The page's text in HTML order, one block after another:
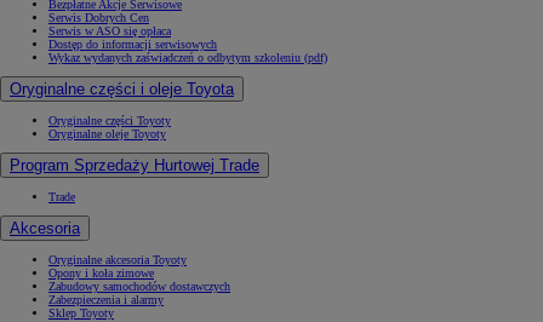
Bezpłatne Akcje Serwisowe
Serwis Dobrych Cen
Serwis w ASO się opłaca
Dostęp do informacji serwisowych
Wykaz wydanych zaświadczeń o odbytym szkoleniu (pdf)
Oryginalne części i oleje Toyota
Oryginalne części Toyoty
Oryginalne oleje Toyoty
Program Sprzedaży Hurtowej Trade
Trade
Akcesoria
Oryginalne akcesoria Toyoty
Opony i koła zimowe
Zabudowy samochodów dostawczych
Zabezpieczenia i alarmy
Sklep Toyoty